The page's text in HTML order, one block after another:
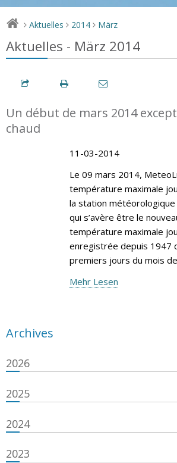
> Aktuelles > 2014 > März
Aktuelles - März 2014
Un début de mars 2014
chaud
11-03-2014
Le 09 mars 2014,
température maximale
la station
qui s’avère être le
température maximale
enregistrée depuis 1947
premiers jours du mois
Mehr Lesen
Archives
2026
2025
2024
2023